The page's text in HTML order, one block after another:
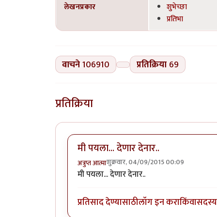
लेखनप्रकार
शुभेच्छा
प्रतिभा
वाचने106910 प्रतिक्रिया 69
प्रतिक्रिया
मी पयला... देणार देनार..
अत्रुप्त आत्माशुक्रवार, 04/09/2015 00:09
मी पयला... देणार देनार..
प्रतिसाद देण्यासाठीलॉग इन कराकिंवासदस्य